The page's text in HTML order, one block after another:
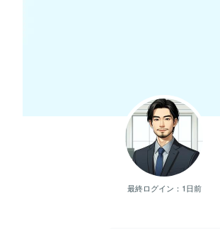
最終ログイン： 1日前